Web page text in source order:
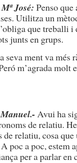
José: Penso que
Utilitza un
que treballi
junts en grups.
seva ment va més
m’agrada molt
Avui ha
de relatiu.
de relatiu, cosa
poc a poc, estem
per a parlar en